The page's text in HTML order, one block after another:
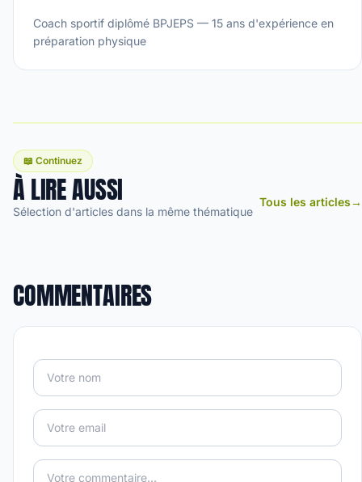
Coach sportif diplômé BPJEPS — 15 ans d'expérience en
préparation physique
📖 Continuez
À LIRE AUSSI
Sélection d'articles dans la même thématique
Tous les articles→
COMMENTAIRES